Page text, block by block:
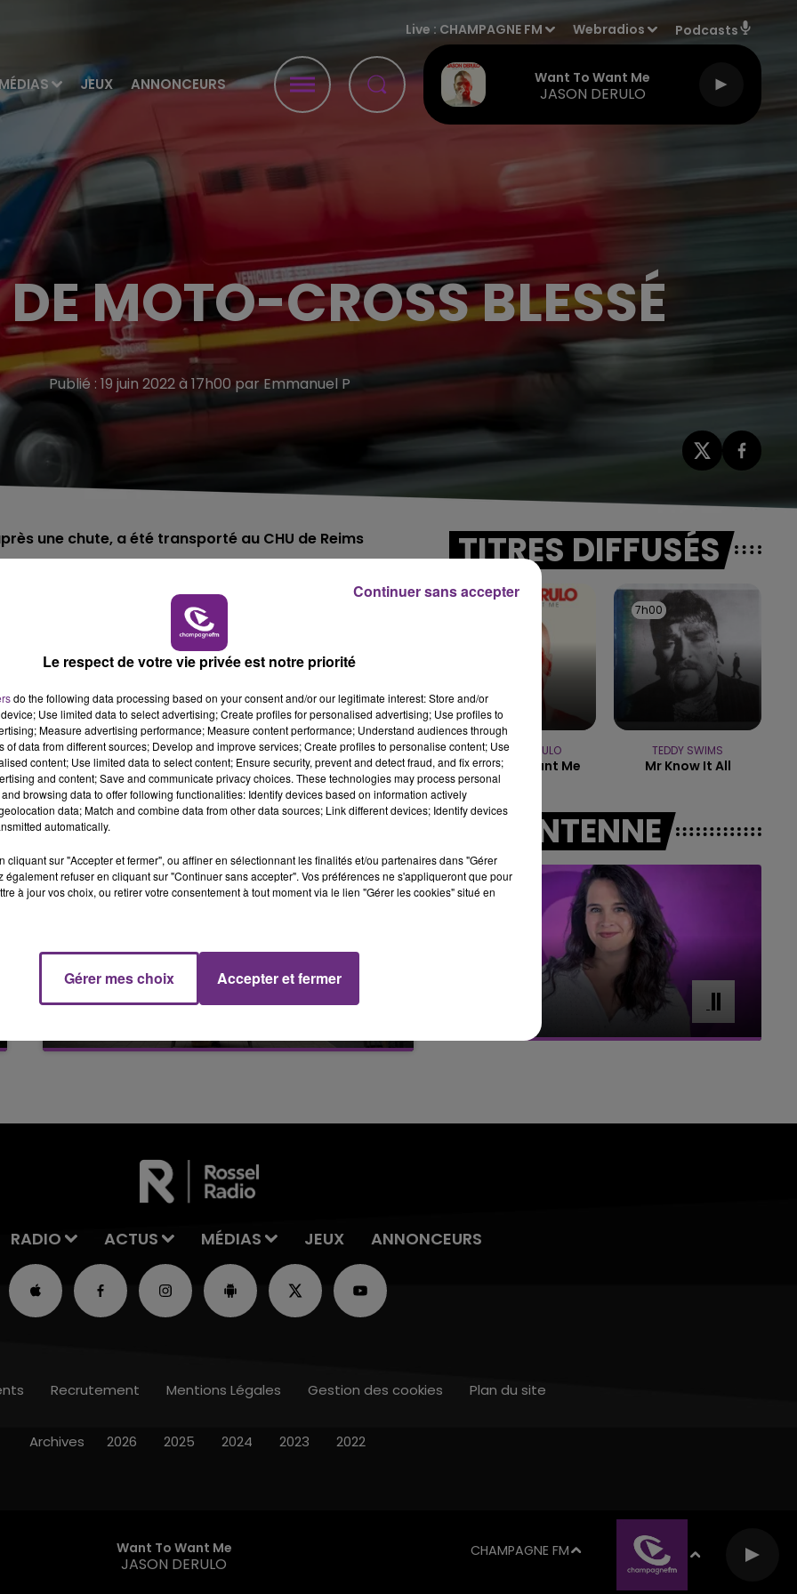
MÉDIAS JEUX ANNONCEURS
Live :CHAMPAGNE FM Webradios Podcasts
Want To Want Me
JASON DERULO
11h00 - 16h00
LE WEEK-END CHAMPAGNE FM
16h00 - 20h00
LE WEEK-END CHAMPAGNE FM
MOTO-CROSS BLESSÉ
Publié : 19 juin 2022 à 17h00 par Emmanuel P
une chute, a été transporté au CHU de Reims
matin, sur le terrain de cross de Marne.
de 24 ans a perdu connaissance pendant quelques
au CHU de Reims.
7 août 2026
LE MAGASIN JOUÉCLUB DE REIMS FERME
C'était l'une des institutions du centre-ville
TITRES DIFFUSÉS
JASON DERULO
Want To Want Me
7h00
7h00
TEDDY SWIMS
Mr Know It All
A L'ANTENNE
Le Week-end Champagne FM
RADIO ACTUS MÉDIAS JEUX ANNONCEURS
Want To Want Me
JASON DERULO
CHAMPAGNE FM
Recrutement Mentions Légales Gestion des cookies Plan du site
Archives 2026 2025 2024 2023 2022
Le respect de votre vie privée est notre priorité
do the following data processing based on your consent and/or our legitimate interest: Store and/or
Use limited data to select advertising; Create profiles for personalised advertising; Use profiles to
Measure advertising performance; Measure content performance; Understand audiences through
of data from different sources; Develop and improve services; Create profiles to personalise content; Use
content; Use limited data to select content; Ensure security, prevent and detect fraud, and fix errors;
and content; Save and communicate privacy choices. These technologies may process personal
browsing data to offer following functionalities: Identify devices based on information actively
data; Match and combine data from other data sources; Link different devices; Identify devices
automatically.
cliquant sur "Accepter et fermer", ou affiner en sélectionnant les finalités et/ou partenaires dans "Gérer
également refuser en cliquant sur "Continuer sans accepter". Vos préférences ne s'appliqueront que pour
à jour vos choix, ou retirer votre consentement à tout moment via le lien "Gérer les cookies" situé en
Gérer mes choix Accepter et fermer
Continuer sans accepter